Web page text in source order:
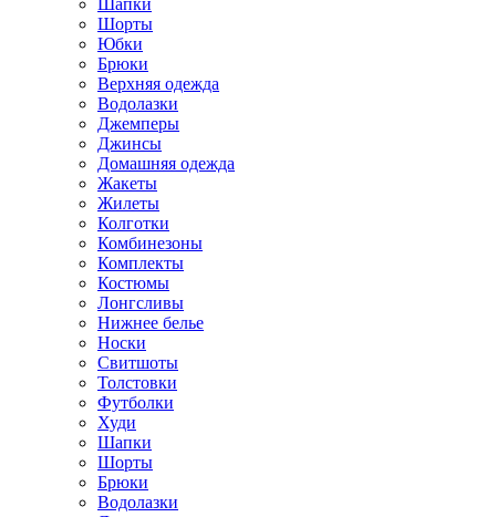
Шорты
Юбки
Брюки
Верхняя одежда
Водолазки
Джемперы
Джинсы
Домашняя одежда
Жакеты
Жилеты
Колготки
Комбинезоны
Комплекты
Костюмы
Лонгсливы
Нижнее белье
Носки
Свитшоты
Толстовки
Футболки
Худи
Шапки
Шорты
Брюки
Водолазки